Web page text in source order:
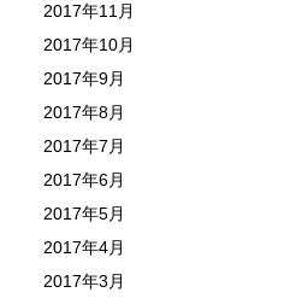
2017年11月
2017年10月
2017年9月
2017年8月
2017年7月
2017年6月
2017年5月
2017年4月
2017年3月